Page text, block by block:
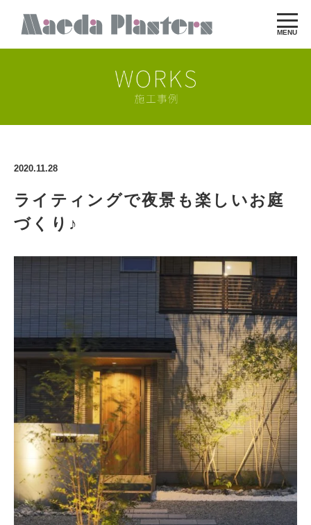
MENU
2020.11.28
ライティングで夜景も楽しいお庭
づくり♪